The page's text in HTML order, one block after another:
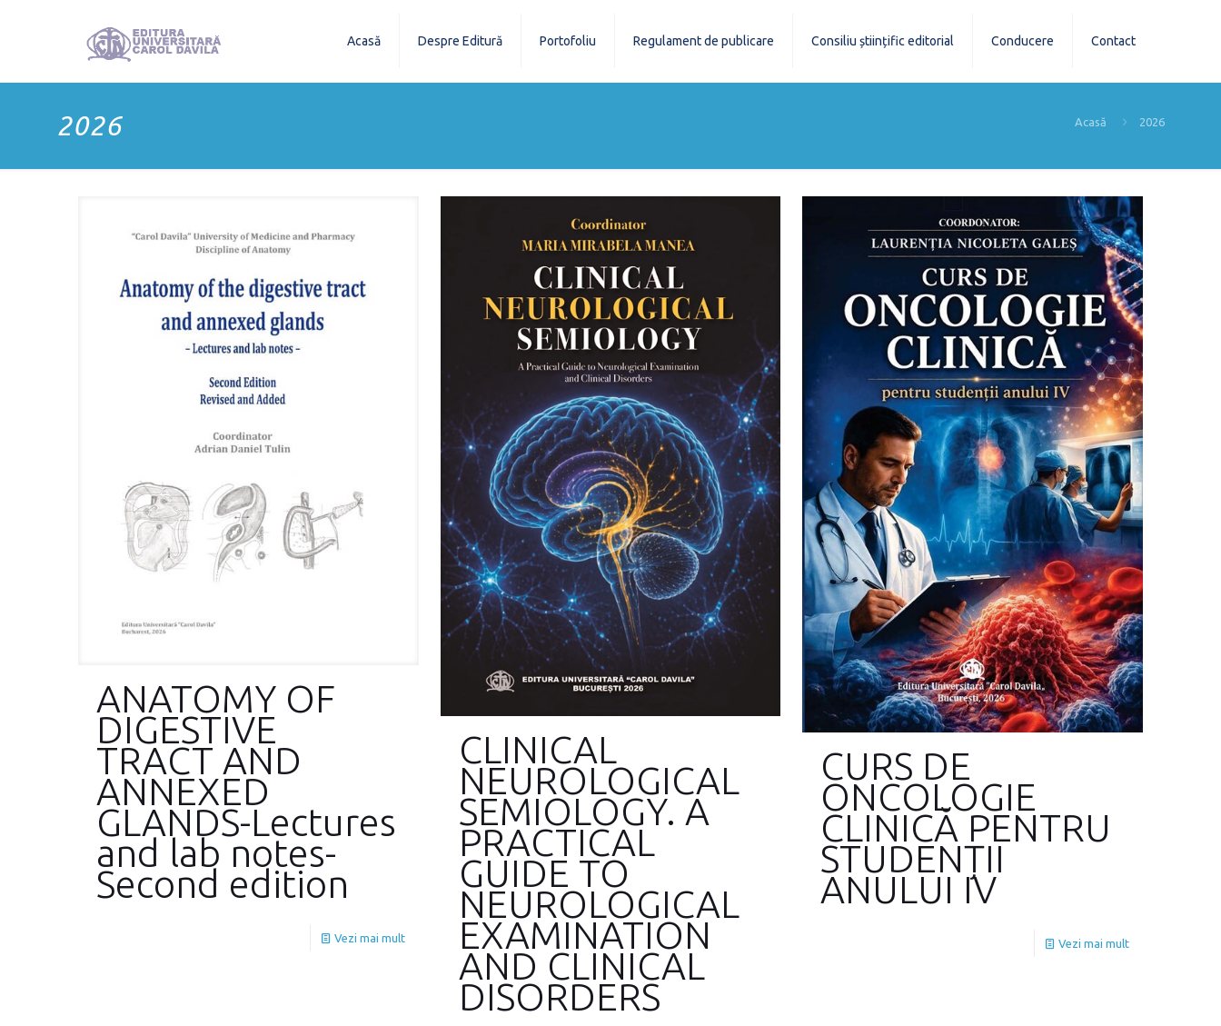
Acasă Despre Editură Portofoliu Regulament de publicare Consiliu științific editorial Conducere Contact
2026 Acasă 2026
ANATOMY OF
DIGESTIVE
TRACT AND
ANNEXED
GLANDS-Lectures
and lab notes-
Second edition
Vezi mai mult
CLINICAL
NEUROLOGICAL
SEMIOLOGY. A
PRACTICAL
GUIDE TO
NEUROLOGICAL
EXAMINATION
AND CLINICAL
DISORDERS
CURS DE
ONCOLOGIE
CLINICĂ PENTRU
STUDENȚII
ANULUI IV
Vezi mai mult